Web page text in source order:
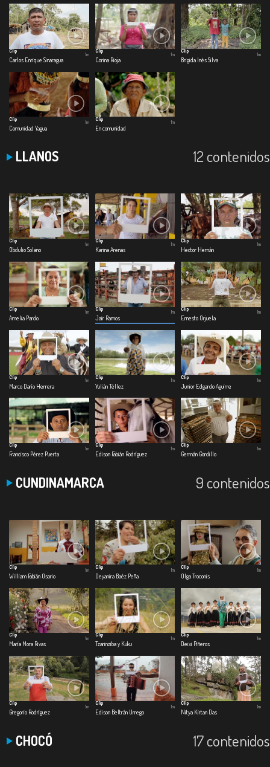
Clip
Carlos Enrique Sinaragua
1m
Clip
Corina Rioja
1m
Clip
Brigida Inés Silva
1m
Clip
Comunidad Yagua
1m
Clip
En comunidad
1m
LLANOS 12 contenidos
Clip
Obdulio Solano
1m
Clip
Karina Arenas
1m
Clip
Hector Hernán
1m
Clip
Amelia Pardo
1m
Clip
Jair Ramos
1m
Clip
Ernesto Orjuela
1m
Clip
Marco Darío Herrera
1m
Clip
Yulián Téllez
1m
Clip
Junior Edgardo Aguirre
1m
Clip
Francisco Pérez Puerta
1m
Clip
Edison Fabián Rodríguez
1m
Clip
Germán Gordillo
1m
CUNDINAMARCA 9 contenidos
Clip
William Fabián Osorio
1m
Clip
Deyanira Baéz Peña
1m
Clip
Olga Troconis
1m
Clip
María Mora Rivas
1m
Clip
Tzarinziba y Kuku
1m
Clip
Deixi Piñeros
1m
Clip
Gregorio Rodríguez
1m
Clip
Edison Beltrán Urrego
1m
Clip
Nitya Kirtan Das
1m
CHOCÓ 17 contenidos